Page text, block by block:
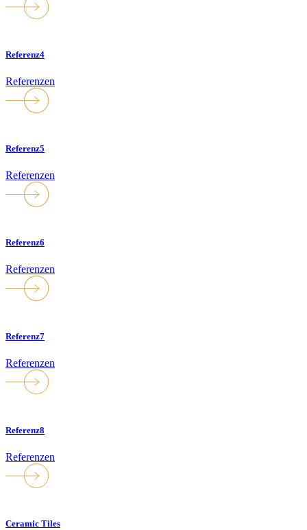
Referenz4
Referenzen
Referenz5
Referenzen
Referenz6
Referenzen
Referenz7
Referenzen
Referenz8
Referenzen
Ceramic Tiles